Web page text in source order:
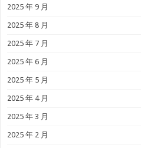
2025 年 9 月
2025 年 8 月
2025 年 7 月
2025 年 6 月
2025 年 5 月
2025 年 4 月
2025 年 3 月
2025 年 2 月